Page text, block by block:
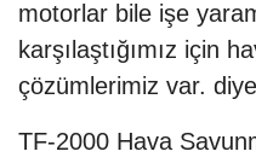
motorlar bile işe
karşılaştığımız için
çözümlerimiz var.
TF-2000 Hava